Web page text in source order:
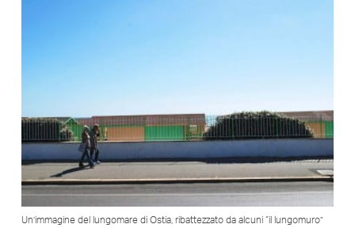
Un’immagine del lungomare di Ostia, ribattezzato da alcuni “il lungomuro”